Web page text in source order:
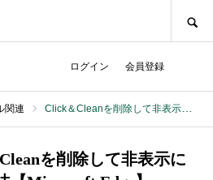
ログイン 会員登録
関連 Click＆Cleanを削除して非表示にする方法【Microsoft Edge】
を削除して非表示に